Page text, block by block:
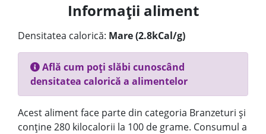
Informații aliment
Densitatea calorică: Mare (2.8kCal/g)
Află cum poți slăbi cunoscând
densitatea calorică a alimentelor
Acest aliment face parte din categoria Branzeturi și
conține 280 kilocalorii la 100 de grame. Consumul a